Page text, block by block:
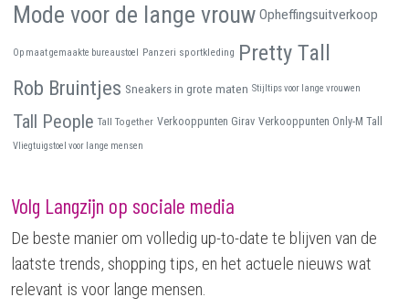
Mode voor de lange vrouw Opheffingsuitverkoop
Op maat gemaakte bureaustoel Panzeri sportkleding Pretty Tall
Rob Bruintjes Sneakers in grote maten Stijltips voor lange vrouwen
Tall People Tall Together Verkooppunten Girav Verkooppunten Only-M Tall
Vliegtuigstoel voor lange mensen
Volg Langzijn op sociale media
De beste manier om volledig up-to-date te blijven van de
laatste trends, shopping tips, en het actuele nieuws wat
relevant is voor lange mensen.